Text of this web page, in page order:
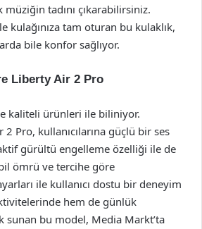
tadını çıkarabilirsiniz.
kulağınıza tam oturan bu kulaklık,
bile konfor sağlıyor.
Liberty Air 2 Pro
kaliteli ürünleri ile biliniyor.
Pro, kullanıcılarına güçlü bir ses
gürültü engelleme özelliği ile de
ömrü ve tercihe göre
ile kullanıcı dostu bir deneyim
hem de günlük
sunan bu model, Media Markt’ta